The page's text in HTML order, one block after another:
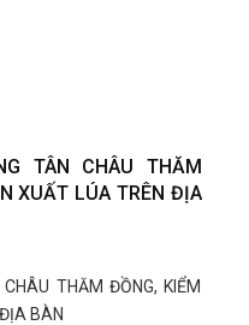
TÂN CHÂU THĂM
XUẤT LÚA TRÊN ĐỊA
THĂM ĐỒNG, KIỂM
BÀN